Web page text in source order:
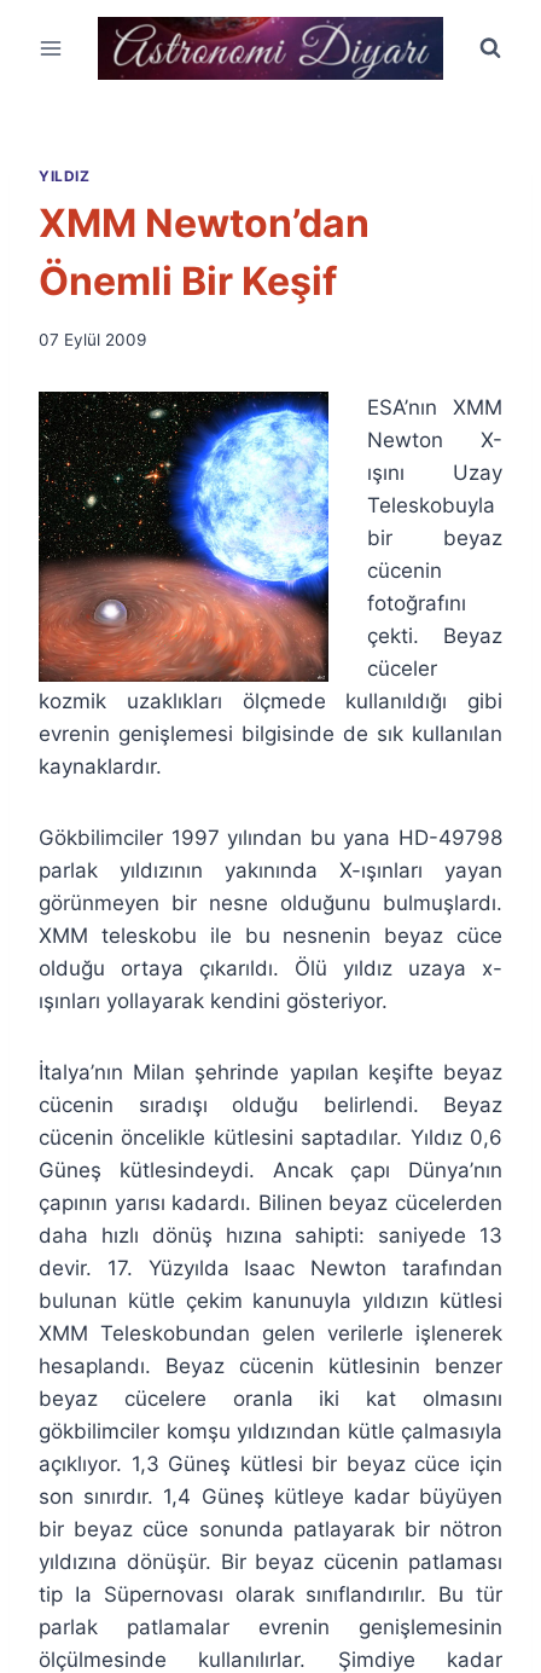
YILDIZ
XMM Newton’dan
Önemli Bir Keşif
By
Fuat
Özyar
07 Eylül 2009
ESA’nın XMM
Newton X-
ışını Uzay
Teleskobuyla
bir beyaz
cücenin
fotoğrafını
çekti. Beyaz
cüceler
kozmik uzaklıkları ölçmede kullanıldığı gibi
evrenin genişlemesi bilgisinde de sık kullanılan
kaynaklardır.
Gökbilimciler 1997 yılından bu yana HD-49798
parlak yıldızının yakınında X-ışınları yayan
görünmeyen bir nesne olduğunu bulmuşlardı.
XMM teleskobu ile bu nesnenin beyaz cüce
olduğu ortaya çıkarıldı. Ölü yıldız uzaya x-
ışınları yollayarak kendini gösteriyor.
İtalya’nın Milan şehrinde yapılan keşifte beyaz
cücenin sıradışı olduğu belirlendi. Beyaz
cücenin öncelikle kütlesini saptadılar. Yıldız 0,6
Güneş kütlesindeydi. Ancak çapı Dünya’nın
çapının yarısı kadardı. Bilinen beyaz cücelerden
daha hızlı dönüş hızına sahipti: saniyede 13
devir. 17. Yüzyılda Isaac Newton tarafından
bulunan kütle çekim kanunuyla yıldızın kütlesi
XMM Teleskobundan gelen verilerle işlenerek
hesaplandı. Beyaz cücenin kütlesinin benzer
beyaz cücelere oranla iki kat olmasını
gökbilimciler komşu yıldızından kütle çalmasıyla
açıklıyor. 1,3 Güneş kütlesi bir beyaz cüce için
son sınırdır. 1,4 Güneş kütleye kadar büyüyen
bir beyaz cüce sonunda patlayarak bir nötron
yıldızına dönüşür. Bir beyaz cücenin patlaması
tip Ia Süpernovası olarak sınıflandırılır. Bu tür
parlak patlamalar evrenin genişlemesinin
ölçülmesinde kullanılırlar. Şimdiye kadar